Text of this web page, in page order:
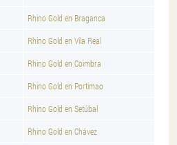
Rhino Gold en Braganca
Rhino Gold en Vila Real
Rhino Gold en Coimbra
Rhino Gold en Portimao
Rhino Gold en Setúbal
Rhino Gold en Chávez